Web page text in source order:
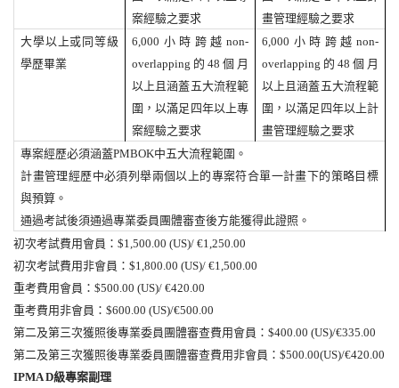
案經驗之要求
畫管理經驗之要求
大學以上或同等級
學歷畢業
6,000 小時跨越 non-
overlapping 的 48 個月
以上且涵蓋五大流程範
圍，以滿足四年以上專
案經驗之要求
6,000 小時跨越 non-
overlapping 的 48 個月
以上且涵蓋五大流程範
圍，以滿足四年以上計
畫管理經驗之要求
專案經歷必須涵蓋PMBOK中五大流程範圍。
計畫管理經歷中必須列舉兩個以上的專案符合單一計畫下的策略目標
與預算。
通過考試後須通過專業委員團體審查後方能獲得此證照。
初次考試費用會員： $1,500.00 (US)/ €1,250.00
初次考試費用非會員： $1,800.00 (US)/ €1,500.00
重考費用會員： $500.00 (US)/ €420.00
重考費用非會員： $600.00 (US)/€500.00
第二及第三次獲照後專業委員團體審查費用會員： $400.00 (US)/€335.00
第二及第三次獲照後專業委員團體審查費用非會員： $500.00(US)/€420.00
IPMA D級專案副理